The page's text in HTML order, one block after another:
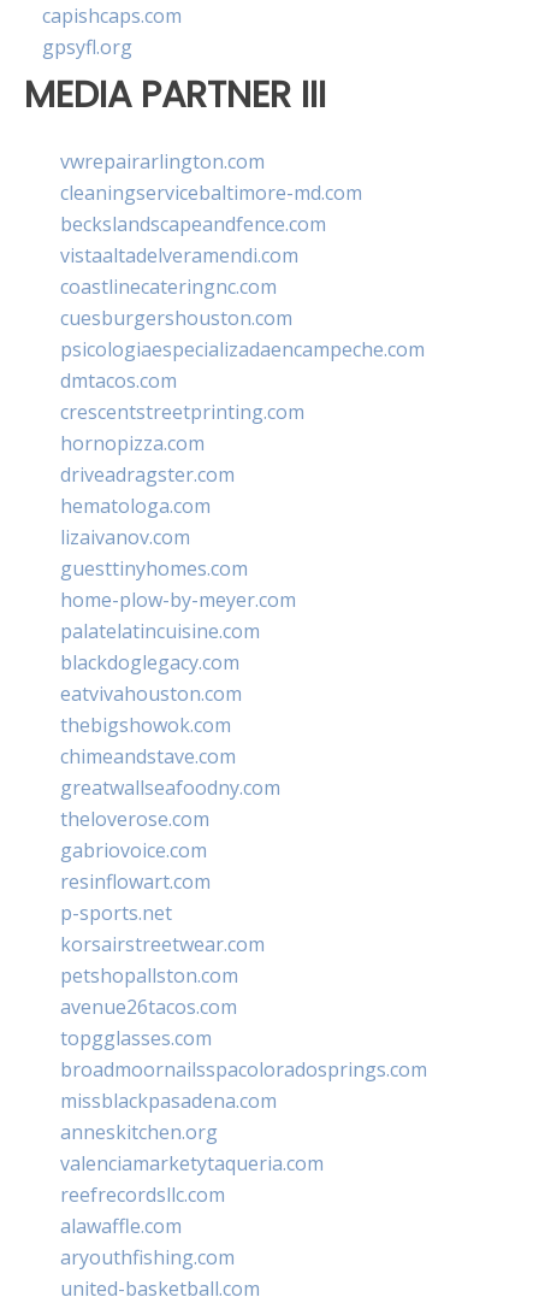
capishcaps.com
gpsyfl.org
MEDIA PARTNER III
vwrepairarlington.com
cleaningservicebaltimore-md.com
beckslandscapeandfence.com
vistaaltadelveramendi.com
coastlinecateringnc.com
cuesburgershouston.com
psicologiaespecializadaencampeche.com
dmtacos.com
crescentstreetprinting.com
hornopizza.com
driveadragster.com
hematologa.com
lizaivanov.com
guesttinyhomes.com
home-plow-by-meyer.com
palatelatincuisine.com
blackdoglegacy.com
eatvivahouston.com
thebigshowok.com
chimeandstave.com
greatwallseafoodny.com
theloverose.com
gabriovoice.com
resinflowart.com
p-sports.net
korsairstreetwear.com
petshopallston.com
avenue26tacos.com
topgglasses.com
broadmoornailsspacoloradosprings.com
missblackpasadena.com
anneskitchen.org
valenciamarketytaqueria.com
reefrecordsllc.com
alawaffle.com
aryouthfishing.com
united-basketball.com